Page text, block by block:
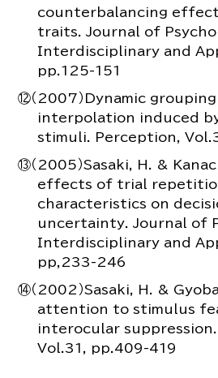
counterbalancing
traits. Journal of
Interdisciplinary and
pp.125-151
⑫（2007）Dynamic
interpolation induced
stimuli. Perception,
⑬（2005）Sasaki, H. &
effects of trial
characteristics on
uncertainty. Journal of
Interdisciplinary and
pp,233-246
⑭（2002）Sasaki, H. &
attention to stimulus
interocular
Vol.31, pp.409-419